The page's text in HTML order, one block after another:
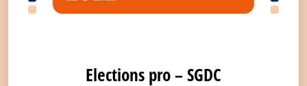
Elections pro – SGDC